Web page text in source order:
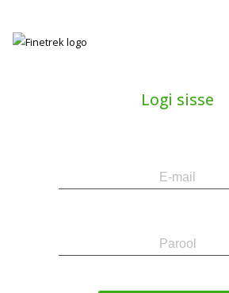
Usaldusväärne
tööstusautomaatika
Logi sisse